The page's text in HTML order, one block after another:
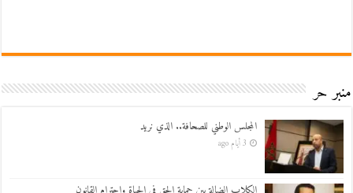
منبر حر
المجلس الوطني للصحافة.. الذي نريد
3 أيام ago